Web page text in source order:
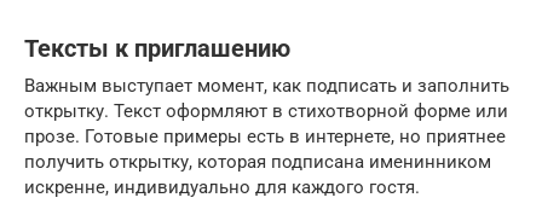
Тексты к приглашению
Важным выступает момент, как подписать и заполнить
открытку. Текст оформляют в стихотворной форме или
прозе. Готовые примеры есть в интернете, но приятнее
получить открытку, которая подписана именинником
искренне, индивидуально для каждого гостя.